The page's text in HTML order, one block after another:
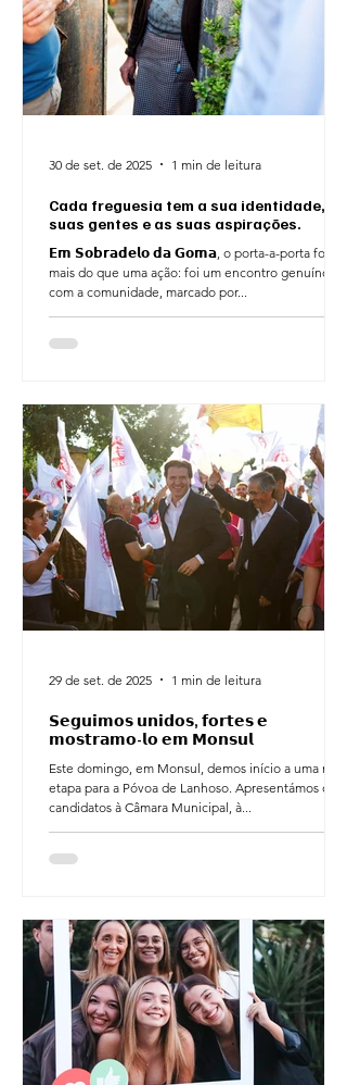
Cada freguesia tem a sua identidade, as
suas gentes e as suas aspirações.
𝗘𝗺 𝗦𝗼𝗯𝗿𝗮𝗱𝗲𝗹𝗼 𝗱𝗮 𝗚𝗼𝗺𝗮, o porta-a-porta foi
mais do que uma ação: foi um encontro genuíno
com a comunidade, marcado por...
30 de set. de 2025 1 min de leitura
𝗦𝗲𝗴𝘂𝗶𝗺𝗼𝘀 𝘂𝗻𝗶𝗱𝗼𝘀, 𝗳𝗼𝗿𝘁𝗲𝘀 𝗲
𝗺𝗼𝘀𝘁𝗿𝗮𝗺𝗼-𝗹𝗼 𝗲𝗺 𝗠𝗼𝗻𝘀𝘂𝗹
Este domingo, em Monsul, demos início a uma nova
etapa para a Póvoa de Lanhoso. Apresentámos os
candidatos à Câmara Municipal, à...
29 de set. de 2025 1 min de leitura